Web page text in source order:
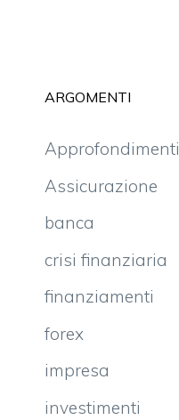
ARGOMENTI
Approfondimenti
Assicurazione
banca
crisi finanziaria
finanziamenti
forex
impresa
investimenti